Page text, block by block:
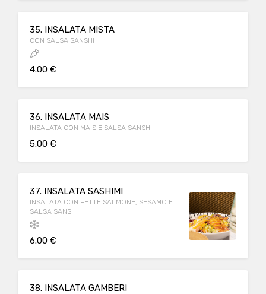
35. INSALATA MISTA
CON SALSA SANSHI
4.00 €
36. INSALATA MAIS
INSALATA CON MAIS E SALSA SANSHI
5.00 €
37. INSALATA SASHIMI
INSALATA CON FETTE SALMONE, SESAMO E
SALSA SANSHI
6.00 €
38. INSALATA GAMBERI